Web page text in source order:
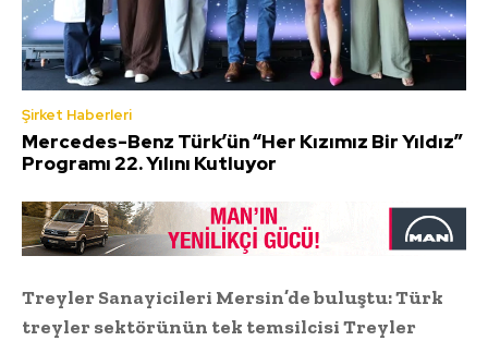
Şirket Haberleri
Mercedes-Benz Türk’ün “Her Kızımız Bir Yıldız”
Programı 22. Yılını Kutluyor
Treyler Sanayicileri Mersin’de buluştu: Türk
treyler sektörünün tek temsilcisi Treyler